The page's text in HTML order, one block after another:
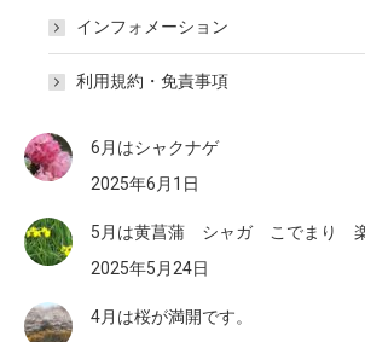
インフォメーション
利用規約・免責事項
6月はシャクナゲ
2025年6月1日
5月は黄菖蒲 シャガ こでまり
2025年5月24日
4月は桜が満開です。